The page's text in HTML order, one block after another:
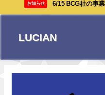
お知らせ 6/15 BCG社の事
LUCIAN